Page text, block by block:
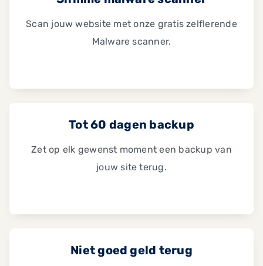
Scan jouw website met onze gratis zelflerende
Malware scanner.
Tot 60 dagen backup
Zet op elk gewenst moment een backup van
jouw site terug.
Niet goed geld terug